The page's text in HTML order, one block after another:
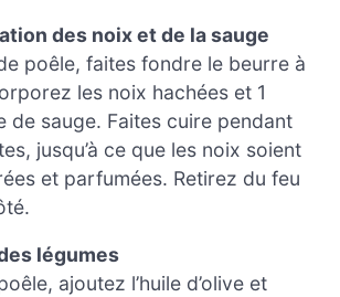
des noix et de la sauge
poêle, faites fondre le beurre à
les noix hachées et 1
de sauge. Faites cuire pendant
jusqu’à ce que les noix soient
et parfumées. Retirez du feu
légumes
ajoutez l’huile d’olive et